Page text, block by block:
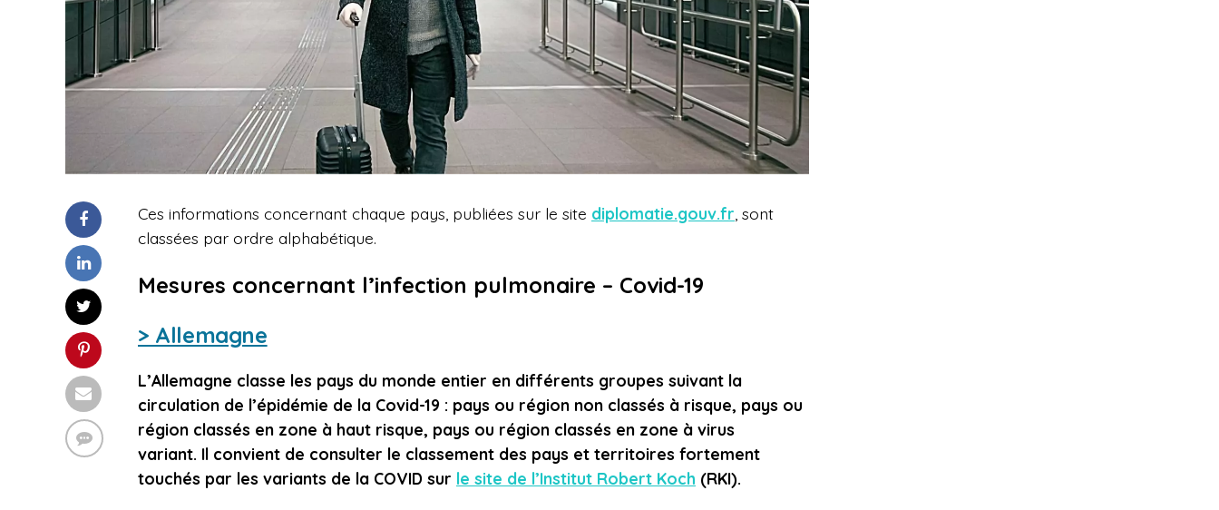
Ces informations concernant chaque pays, publiées sur le site diplomatie.gouv.fr , sont
classées par ordre alphabétique.
Mesures concernant l’infection pulmonaire – Covid-19
> Allemagne
L’Allemagne classe les pays du monde entier en différents groupes suivant la
circulation de l’épidémie de la Covid-19 : pays ou région non classés à risque, pays ou
région classés en zone à haut risque, pays ou région classés en zone à virus
variant. Il convient de consulter le classement des pays et territoires fortement
touchés par les variants de la COVID sur le site de l’Institut Robert Koch (RKI).